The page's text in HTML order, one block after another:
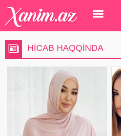
HICAB HAQQINDA